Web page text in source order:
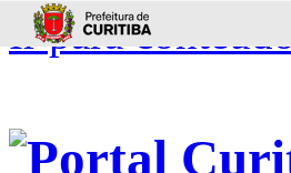
Ir para conteúdo